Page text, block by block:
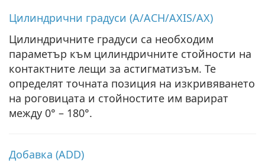
Цилиндрични градуси (A/ACH/AXIS/AX)
Цилиндричните градуси са необходим
параметър към цилиндричните стойности на
контактните лещи за астигматизъм. Те
определят точната позиция на изкривяването
на роговицата и стойностите им варират
между 0° – 180°.
Добавка (ADD)